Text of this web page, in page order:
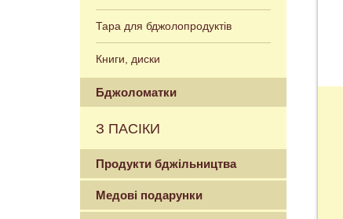
Тара для бджолопродуктів
Книги, диски
Бджоломатки
З ПАСІКИ
Продукти бджільництва
Медові подарунки